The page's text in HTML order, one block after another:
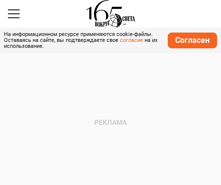
На информационном ресурсе применяются cookie-файлы.
Оставаясь на сайте, вы подтверждаете свое согласие на их
использование.
Согласен